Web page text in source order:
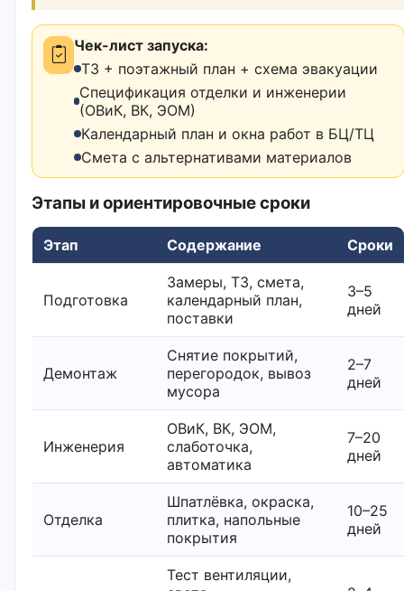
Чек-лист запуска:
ТЗ + поэтажный план + схема эвакуации
Спецификация отделки и инженерии
(ОВиК, ВК, ЭОМ)
Календарный план и окна работ в БЦ/ТЦ
Смета с альтернативами материалов
Этапы и ориентировочные сроки
Этап Содержание Сроки
Подготовка
Замеры, ТЗ, смета,
календарный план,
поставки
3–5
дней
Демонтаж
Снятие покрытий,
перегородок, вывоз
мусора
2–7
дней
Инженерия
ОВиК, ВК, ЭОМ,
слаботочка,
автоматика
7–20
дней
Отделка
Шпатлёвка, окраска,
плитка, напольные
покрытия
10–25
дней
Тест вентиляции,